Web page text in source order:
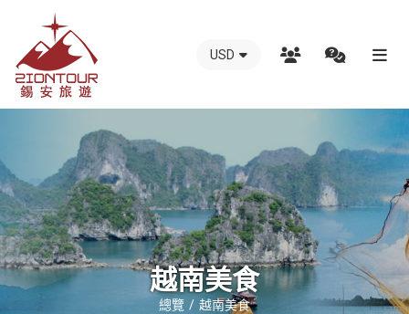
越
安
國
際
旅
行
社
USD
越南美食
總覽 越南美食